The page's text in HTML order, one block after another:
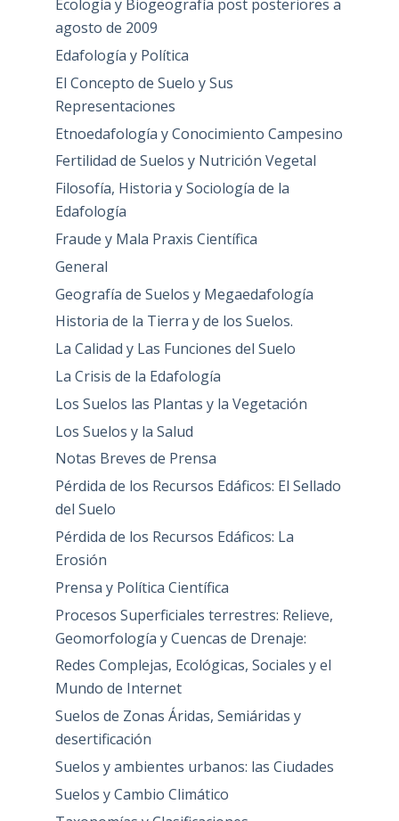
Ecología y Biogeografía post posteriores a
agosto de 2009
Edafología y Política
El Concepto de Suelo y Sus
Representaciones
Etnoedafología y Conocimiento Campesino
Fertilidad de Suelos y Nutrición Vegetal
Filosofía, Historia y Sociología de la
Edafología
Fraude y Mala Praxis Científica
General
Geografía de Suelos y Megaedafología
Historia de la Tierra y de los Suelos.
La Calidad y Las Funciones del Suelo
La Crisis de la Edafología
Los Suelos las Plantas y la Vegetación
Los Suelos y la Salud
Notas Breves de Prensa
Pérdida de los Recursos Edáficos: El Sellado
del Suelo
Pérdida de los Recursos Edáficos: La
Erosión
Prensa y Política Científica
Procesos Superficiales terrestres: Relieve,
Geomorfología y Cuencas de Drenaje:
Redes Complejas, Ecológicas, Sociales y el
Mundo de Internet
Suelos de Zonas Áridas, Semiáridas y
desertificación
Suelos y ambientes urbanos: las Ciudades
Suelos y Cambio Climático